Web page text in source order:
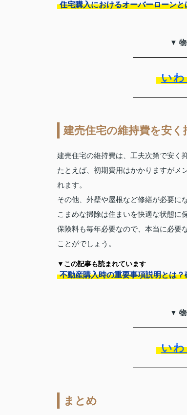
住宅購入におけるオーバーローン
▼ 物
い
建売住宅の維持費を安
建売住宅の維持費は、工夫次第で安く
たとえば、初期費用はかかりますがメ
れます。
その他、外壁や屋根など修繕が必要に
こまめな掃除は住まいを快適な状態に
保険料も毎年必要なので、本当に必要
ことがでしょう。
▼この記事も読まれています
不動産購入時の重要事項説明とは
▼ 物
い
まとめ